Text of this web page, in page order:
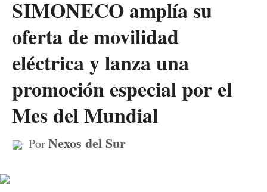
SIMONECO amplía su
oferta de movilidad
eléctrica y lanza una
promoción especial por el
Mes del Mundial
PorNexos del Sur